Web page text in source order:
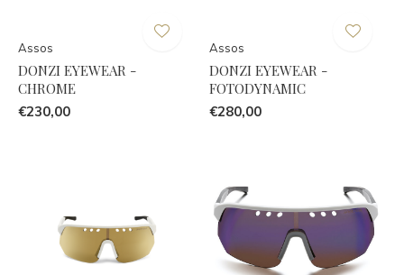
Assos
DONZI EYEWEAR -
CHROME
€230,00
Assos
DONZI EYEWEAR -
FOTODYNAMIC
€280,00